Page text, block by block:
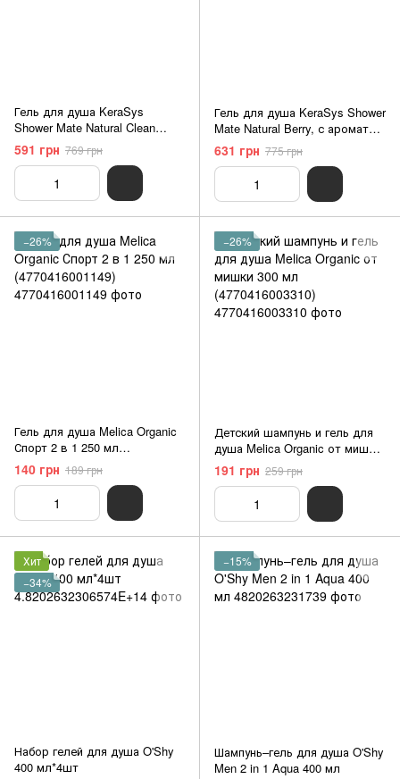
Гель для душа KeraSys
Shower Mate Natural Clean
Cotton с хлопком, 1,2 л
(8801046307458)
591 грн 769 грн
Гель для душа KeraSys Shower
Mate Natural Berry, с ароматом
клюквы, 1200 мл
(8801046307465)
631 грн 775 грн
−26%
Гель для душа Melica Organic
Спорт 2 в 1 250 мл
(4770416001149)
140 грн 189 грн
−26%
Детский шампунь и гель для
душа Melica Organic от мишки
300 мл (4770416003310)
191 грн 259 грн
Хит
−34%
Набор гелей для душа O'Shy
400 мл*4шт
−15%
Шампунь–гель для душа O'Shy
Men 2 in 1 Aqua 400 мл